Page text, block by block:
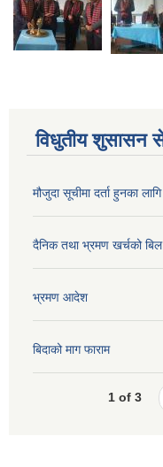
विधुतीय शुसासन
मौजुदा सूचीमा दर्ता हुनका
दैनिक तथा भ्रमण खर्चको बिल
भ्रमण आदेश
बिदाको माग फाराम
1 of 3